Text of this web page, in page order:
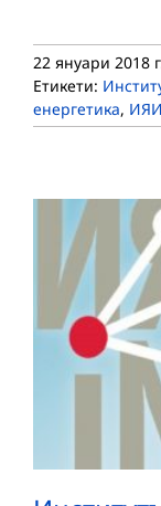
22 януари 2018
Етикети:
енергетика,